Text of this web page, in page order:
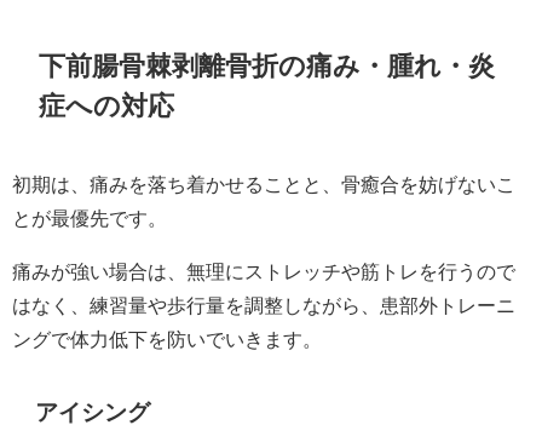
下前腸骨棘剥離骨折の痛み・腫れ・炎
症への対応
初期は、痛みを落ち着かせることと、骨癒合を妨げないこ
とが最優先です。
痛みが強い場合は、無理にストレッチや筋トレを行うので
はなく、練習量や歩行量を調整しながら、患部外トレーニ
ングで体力低下を防いでいきます。
アイシング